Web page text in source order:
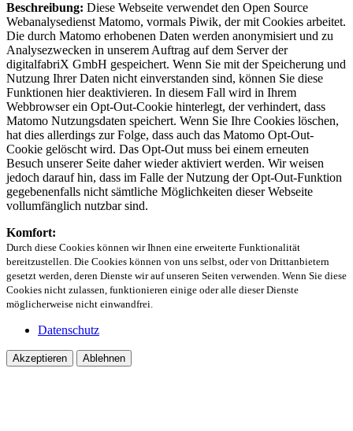
Beschreibung: Diese Webseite verwendet den Open Source
Webanalysedienst Matomo, vormals Piwik, der mit Cookies arbeitet.
Die durch Matomo erhobenen Daten werden anonymisiert und zu
Analysezwecken in unserem Auftrag auf dem Server der
digitalfabriX GmbH gespeichert. Wenn Sie mit der Speicherung und
Nutzung Ihrer Daten nicht einverstanden sind, können Sie diese
Funktionen hier deaktivieren. In diesem Fall wird in Ihrem
Webbrowser ein Opt-Out-Cookie hinterlegt, der verhindert, dass
Matomo Nutzungsdaten speichert. Wenn Sie Ihre Cookies löschen,
hat dies allerdings zur Folge, dass auch das Matomo Opt-Out-
Cookie gelöscht wird. Das Opt-Out muss bei einem erneuten
Besuch unserer Seite daher wieder aktiviert werden. Wir weisen
jedoch darauf hin, dass im Falle der Nutzung der Opt-Out-Funktion
gegebenenfalls nicht sämtliche Möglichkeiten dieser Webseite
vollumfänglich nutzbar sind.
Komfort:
Durch diese Cookies können wir Ihnen eine erweiterte Funktionalität
bereitzustellen. Die Cookies können von uns selbst, oder von Drittanbietern
gesetzt werden, deren Dienste wir auf unseren Seiten verwenden. Wenn Sie diese
Cookies nicht zulassen, funktionieren einige oder alle dieser Dienste
möglicherweise nicht einwandfrei.
Datenschutz
Akzeptieren Ablehnen